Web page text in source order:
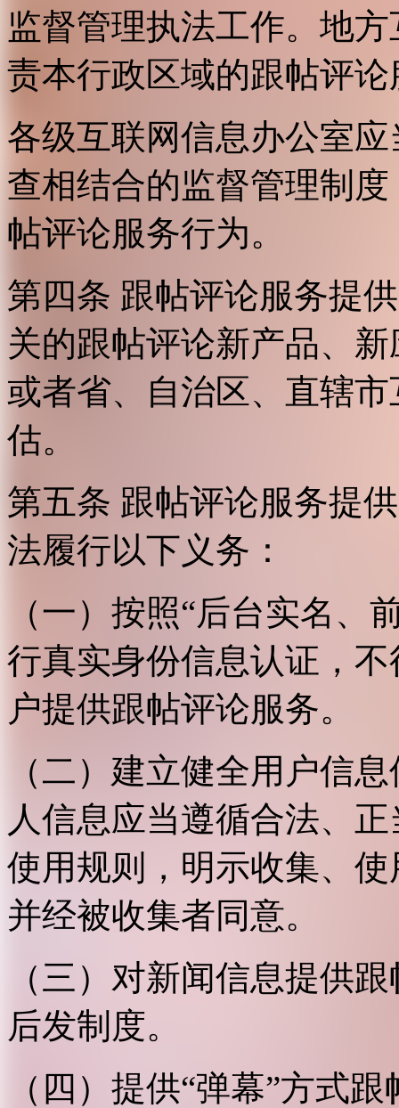
监督管理执法工作。地
责本行政区域的跟帖评
各级互联网信息办公室
查相结合的监督管理制
帖评论服务行为。
第四条 跟帖评论服务提
关的跟帖评论新产品、
或者省、自治区、直辖
估。
第五条 跟帖评论服务提
法履行以下义务：
（一）按照“后台实名、
行真实身份信息认证，
户提供跟帖评论服务。
（二）建立健全用户信
人信息应当遵循合法、
使用规则，明示收集、
并经被收集者同意。
（三）对新闻信息提供
后发制度。
（四）提供“弹幕”方式